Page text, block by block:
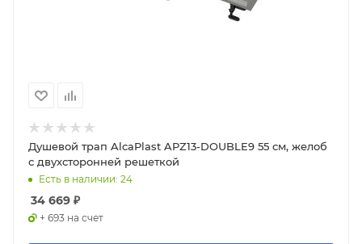
Душевой трап AlcaPlast APZ13-DOUBLE9 55 см, желоб
с двухсторонней решеткой
Есть в наличии: 24
34 669 ₽
+ 693 на счет